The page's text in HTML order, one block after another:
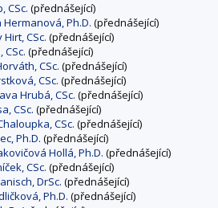
CSc. (přednášející)
Ph.D. (přednášející)
CSc. (přednášející)
CSc. (přednášející)
CSc. (přednášející)
CSc. (přednášející)
Hrubá, CSc. (přednášející)
CSc. (přednášející)
CSc. (přednášející)
Ph.D. (přednášející)
Hollá, Ph.D. (přednášející)
CSc. (přednášející)
DrSc. (přednášející)
Ph.D. (přednášející)